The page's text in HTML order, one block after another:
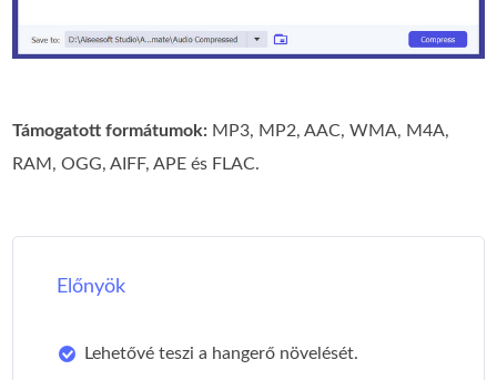
Támogatott formátumok: MP3, MP2, AAC, WMA, M4A,
RAM, OGG, AIFF, APE és FLAC.
Előnyök
Lehetővé teszi a hangerő növelését.